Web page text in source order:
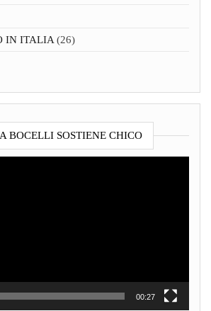
IN ITALIA (26)
BOCELLI SOSTIENE CHICO
00:27